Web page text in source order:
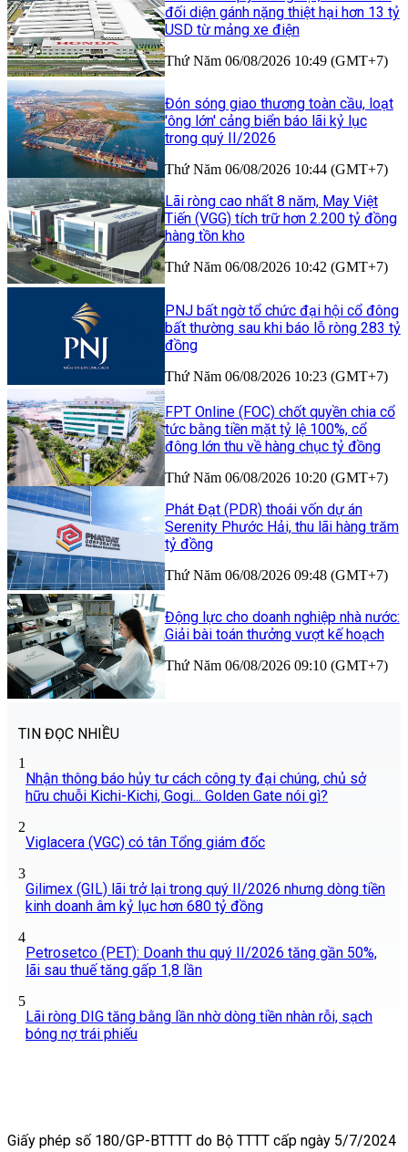
đối diện gánh nặng thiệt hại hơn 13 tỷ
USD từ mảng xe điện
Thứ Năm 06/08/2026 10:49 (GMT+7)
Đón sóng giao thương toàn cầu, loạt
'ông lớn' cảng biển báo lãi kỷ lục
trong quý II/2026
Thứ Năm 06/08/2026 10:44 (GMT+7)
Lãi ròng cao nhất 8 năm, May Việt
Tiến (VGG) tích trữ hơn 2.200 tỷ đồng
hàng tồn kho
Thứ Năm 06/08/2026 10:42 (GMT+7)
PNJ bất ngờ tổ chức đại hội cổ đông
bất thường sau khi báo lỗ ròng 283 tỷ
đồng
Thứ Năm 06/08/2026 10:23 (GMT+7)
FPT Online (FOC) chốt quyền chia cổ
tức bằng tiền mặt tỷ lệ 100%, cổ
đông lớn thu về hàng chục tỷ đồng
Thứ Năm 06/08/2026 10:20 (GMT+7)
Phát Đạt (PDR) thoái vốn dự án
Serenity Phước Hải, thu lãi hàng trăm
tỷ đồng
Thứ Năm 06/08/2026 09:48 (GMT+7)
Động lực cho doanh nghiệp nhà nước:
Giải bài toán thưởng vượt kế hoạch
Thứ Năm 06/08/2026 09:10 (GMT+7)
TIN ĐỌC NHIỀU
1
Nhận thông báo hủy tư cách công ty đại chúng, chủ sở
hữu chuỗi Kichi-Kichi, Gogi... Golden Gate nói gì?
2
Viglacera (VGC) có tân Tổng giám đốc
3
Gilimex (GIL) lãi trở lại trong quý II/2026 nhưng dòng tiền
kinh doanh âm kỷ lục hơn 680 tỷ đồng
4
Petrosetco (PET): Doanh thu quý II/2026 tăng gần 50%,
lãi sau thuế tăng gấp 1,8 lần
5
Lãi ròng DIG tăng bằng lần nhờ dòng tiền nhàn rỗi, sạch
bóng nợ trái phiếu
Giấy phép số 180/GP-BTTTT do Bộ TTTT cấp ngày 5/7/2024